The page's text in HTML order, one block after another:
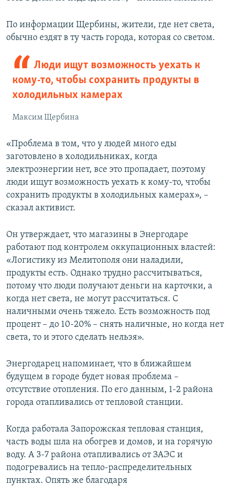
По информации Щербины, жители, где нет света,
обычно ездят в ту часть города, которая со светом.
Люди ищут возможность уехать к
кому-то, чтобы сохранить продукты в
холодильных камерах
Максим Щербина
«Проблема в том, что у людей много еды
заготовлено в холодильниках, когда
электроэнергии нет, все это пропадает, поэтому
люди ищут возможность уехать к кому-то, чтобы
сохранить продукты в холодильных камерах», –
сказал активист.
Он утверждает, что магазины в Энергодаре
работают под контролем оккупационных властей:
«Логистику из Мелитополя они наладили,
продукты есть. Однако трудно рассчитываться,
потому что люди получают деньги на карточки, а
когда нет света, не могут рассчитаться. С
наличными очень тяжело. Есть возможность под
процент – до 10-20% – снять наличные, но когда нет
света, то и этого сделать нельзя».
Энергодарец напоминает, что в ближайшем
будущем в городе будет новая проблема –
отсутствие отопления. По его данным, 1-2 района
города отапливались от тепловой станции.
Когда работала Запорожская тепловая станция,
часть воды шла на обогрев и домов, и на горячую
воду. А 3-7 района отапливались от ЗАЭС и
подогревались на тепло-распределительных
пунктах. Опять же благодаря